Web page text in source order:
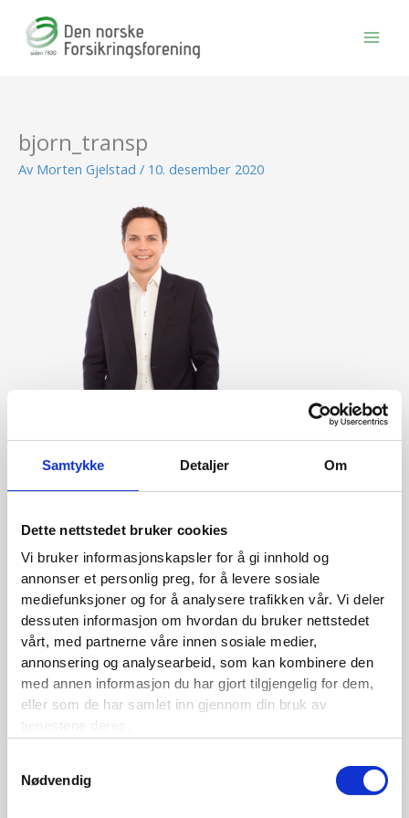
Samtykke Detaljer Om
Dette nettstedet bruker cookies
Vi bruker informasjonskapsler for å gi innhold og
annonser et personlig preg, for å levere sosiale
mediefunksjoner og for å analysere trafikken vår. Vi deler
dessuten informasjon om hvordan du bruker nettstedet
vårt, med partnerne våre innen sosiale medier,
annonsering og analysearbeid, som kan kombinere den
med annen informasjon du har gjort tilgjengelig for dem,
eller som de har samlet inn gjennom din bruk av
tjenestene deres.
Nødvendig
bjorn_transp
Av Morten Gjelstad / 10. desember 2020
←Forrige Media
BLI MEDLEM
Se medlemsfordeler og bli medlem her
Siste nytt
Nordisk Forsikringstidsskrift nr. 1/2026
Nordisk Forsikringstidsskrift nr. 1/2025